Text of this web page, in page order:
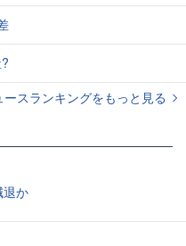
ースランキングをもっと見る
退か